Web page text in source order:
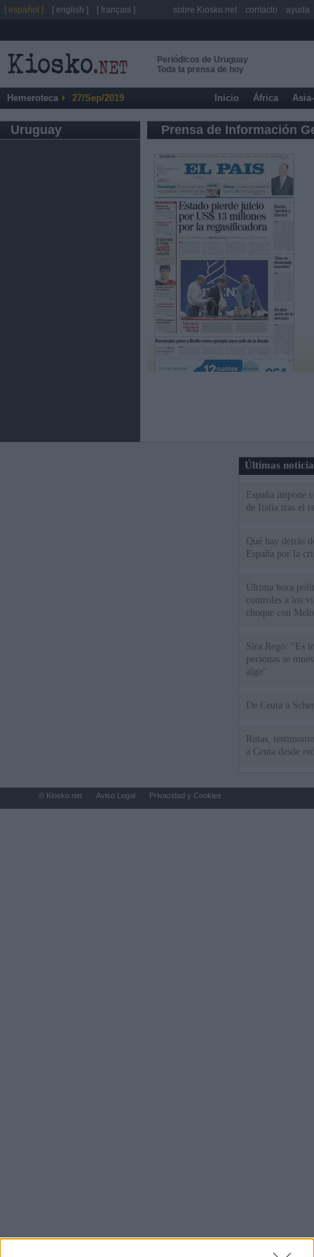
Periódicos de Uruguay
Toda la prensa de hoy
Hemeroteca 27/Sep/2019 Inicio África
Uruguay Prensa de Información
Últimas
España impone
de Italia tras el
Qué hay detrás
España por la
Última hora
controles a los
choque con
Sira Rego: "Es
personas se
algo"
De
Rutas,
a Ceuta desde
[ español ] [ english ] [ français ] sobre Kiosko.net contacto ayuda
© Kiosko.net Aviso Legal Privacidad y Cookies